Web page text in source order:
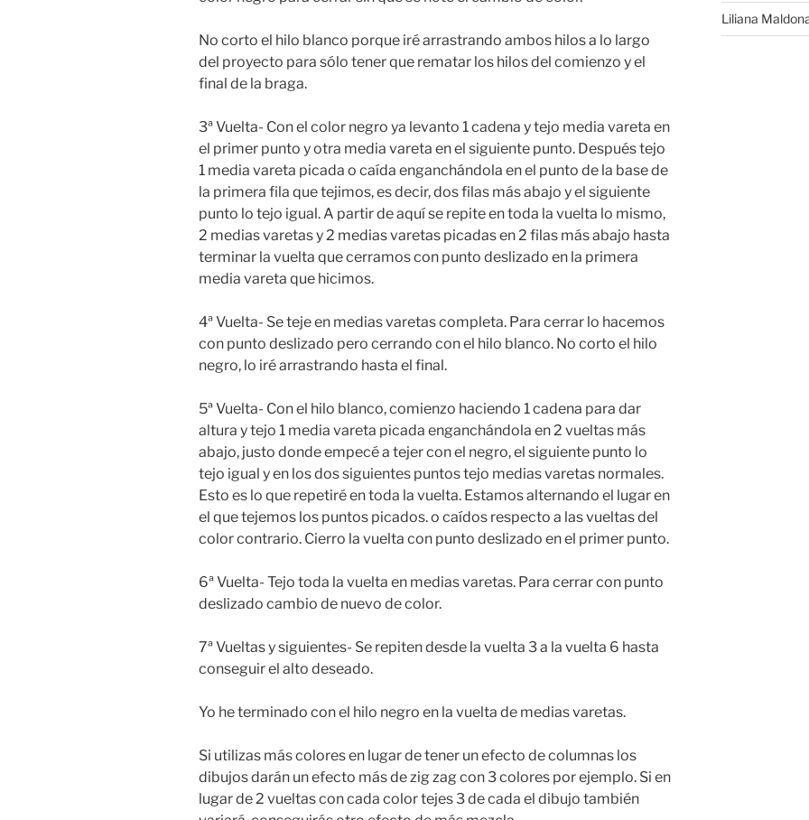
No corto el hilo blanco porque iré arrastrando ambos hilos a lo largo
del proyecto para sólo tener que rematar los hilos del comienzo y el
final de la braga.
3ª Vuelta- Con el color negro ya levanto 1 cadena y tejo media vareta en
el primer punto y otra media vareta en el siguiente punto. Después tejo
1 media vareta picada o caída enganchándola en el punto de la base de
la primera fila que tejimos, es decir, dos filas más abajo y el siguiente
punto lo tejo igual. A partir de aquí se repite en toda la vuelta lo mismo,
2 medias varetas y 2 medias varetas picadas en 2 filas más abajo hasta
terminar la vuelta que cerramos con punto deslizado en la primera
media vareta que hicimos.
4ª Vuelta- Se teje en medias varetas completa. Para cerrar lo hacemos
con punto deslizado pero cerrando con el hilo blanco. No corto el hilo
negro, lo iré arrastrando hasta el final.
5ª Vuelta- Con el hilo blanco, comienzo haciendo 1 cadena para dar
altura y tejo 1 media vareta picada enganchándola en 2 vueltas más
abajo, justo donde empecé a tejer con el negro, el siguiente punto lo
tejo igual y en los dos siguientes puntos tejo medias varetas normales.
Esto es lo que repetiré en toda la vuelta. Estamos alternando el lugar en
el que tejemos los puntos picados. o caídos respecto a las vueltas del
color contrario. Cierro la vuelta con punto deslizado en el primer punto.
6ª Vuelta- Tejo toda la vuelta en medias varetas. Para cerrar con punto
deslizado cambio de nuevo de color.
7ª Vueltas y siguientes- Se repiten desde la vuelta 3 a la vuelta 6 hasta
conseguir el alto deseado.
Yo he terminado con el hilo negro en la vuelta de medias varetas.
Si utilizas más colores en lugar de tener un efecto de columnas los
dibujos darán un efecto más de zig zag con 3 colores por ejemplo. Si en
lugar de 2 vueltas con cada color tejes 3 de cada el dibujo también
Liliana